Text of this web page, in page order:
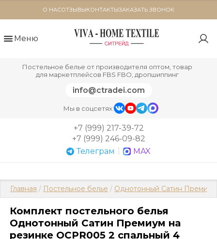
О НАСОТЗЫВЫКОНТАКТЫЗАКАЗАТЬ ЗВОНОК
Меню
Постельное белье от производителя оптом, товар
для маркетплейсов FBS FBO, дропшиппинг
info@ctradei.com
Мы в соцсетях:
+7 (999) 217-39-72
+7 (999) 246-09-82
Телеграм
MAX
Главная / Постельное белье / Однотонный Сатин Премиум
Комплект постельного белья
Однотонный Сатин Премиум на
резинке OCPR005 2 спальный 4